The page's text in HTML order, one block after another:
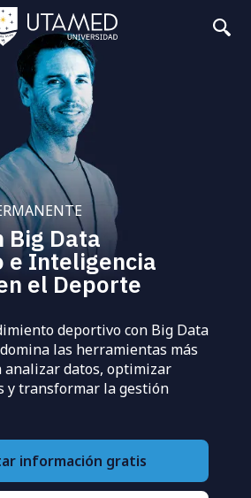
Big Data
e Inteligencia
el Deporte
deportivo con Big Data
las herramientas más
analizar datos, optimizar
y transformar la gestión
información gratis